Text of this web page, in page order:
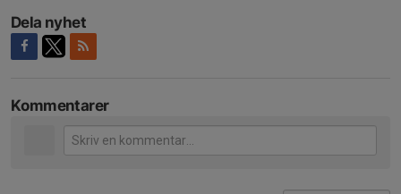
Dela nyhet
Kommentarer